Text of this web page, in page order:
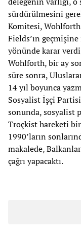
sürdürülmesini
Komitesi,
Fields’ın
yönünde karar
Wohlforth, bir ay
süre sonra,
14 yıl boyunca
Sosyalist İşçi
sonunda, sosyalist
Troçkist hareketi
1990’ların
makalede,
çağrı yapacaktı.